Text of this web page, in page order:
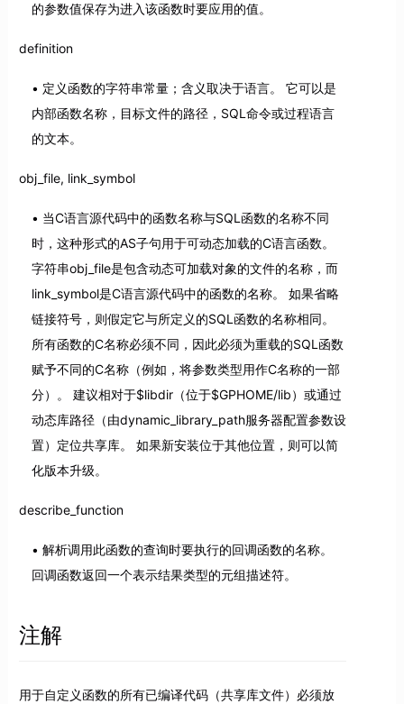
的参数值保存为进入该函数时要应用的值。
definition
定义函数的字符串常量；含义取决于语言。 它可以是
内部函数名称，目标文件的路径，SQL命令或过程语言
的文本。
obj_file, link_symbol
当C语言源代码中的函数名称与SQL函数的名称不同
时，这种形式的AS子句用于可动态加载的C语言函数。
字符串obj_file是包含动态可加载对象的文件的名称，而
link_symbol是C语言源代码中的函数的名称。 如果省略
链接符号，则假定它与所定义的SQL函数的名称相同。
所有函数的C名称必须不同，因此必须为重载的SQL函数
赋予不同的C名称（例如，将参数类型用作C名称的一部
分）。 建议相对于$libdir（位于$GPHOME/lib）或通过
动态库路径（由dynamic_library_path服务器配置参数设
置）定位共享库。 如果新安装位于其他位置，则可以简
化版本升级。
describe_function
解析调用此函数的查询时要执行的回调函数的名称。
回调函数返回一个表示结果类型的元组描述符。
注解
用于自定义函数的所有已编译代码（共享库文件）必须放